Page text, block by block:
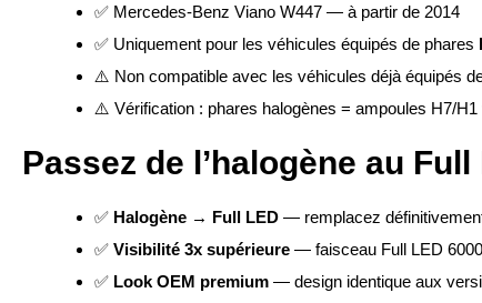
✅ Mercedes-Benz Viano W447 — à partir de 2014
✅ Uniquement pour les véhicules équipés de phares
⚠️ Non compatible avec les véhicules déjà équipés
⚠️ Vérification : phares halogènes = ampoules H7/
Passez de l’halogène au Full
✅ Halogène → Full LED — remplacez
✅ Visibilité 3x supérieure — faisceau Full LED
✅ Look OEM premium — design identique aux